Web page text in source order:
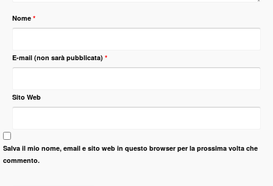
Nome *
E-mail (non sarà pubblicata) *
Sito Web
Salva il mio nome, email e sito web in questo browser per la prossima volta che
commento.